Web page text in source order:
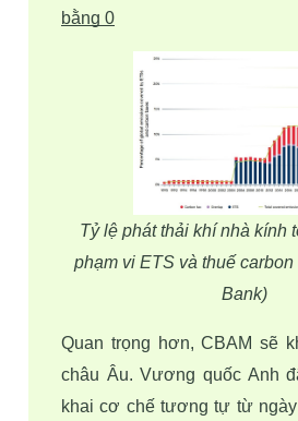
bằng 0
Tỷ lệ phát thải khí nhà kính
phạm vi ETS và thuế
Bank)
Quan trọng hơn, CBAM sẽ
châu Âu. Vương quốc Anh
khai cơ chế tương tự từ ngày